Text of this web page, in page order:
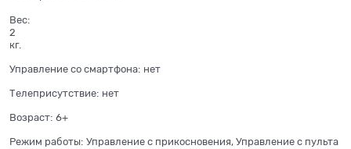
Вес:
2
кг.
Управление со смартфона: нет
Телеприсутствие: нет
Возраст: 6+
Режим работы: Управление с прикосновения, Управление с пульта